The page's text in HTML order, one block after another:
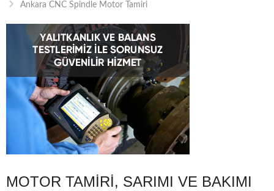
Ankara CNC Spindle Motor Tamiri
MOTOR TAMIRI, SARIMI VE BAKIMI